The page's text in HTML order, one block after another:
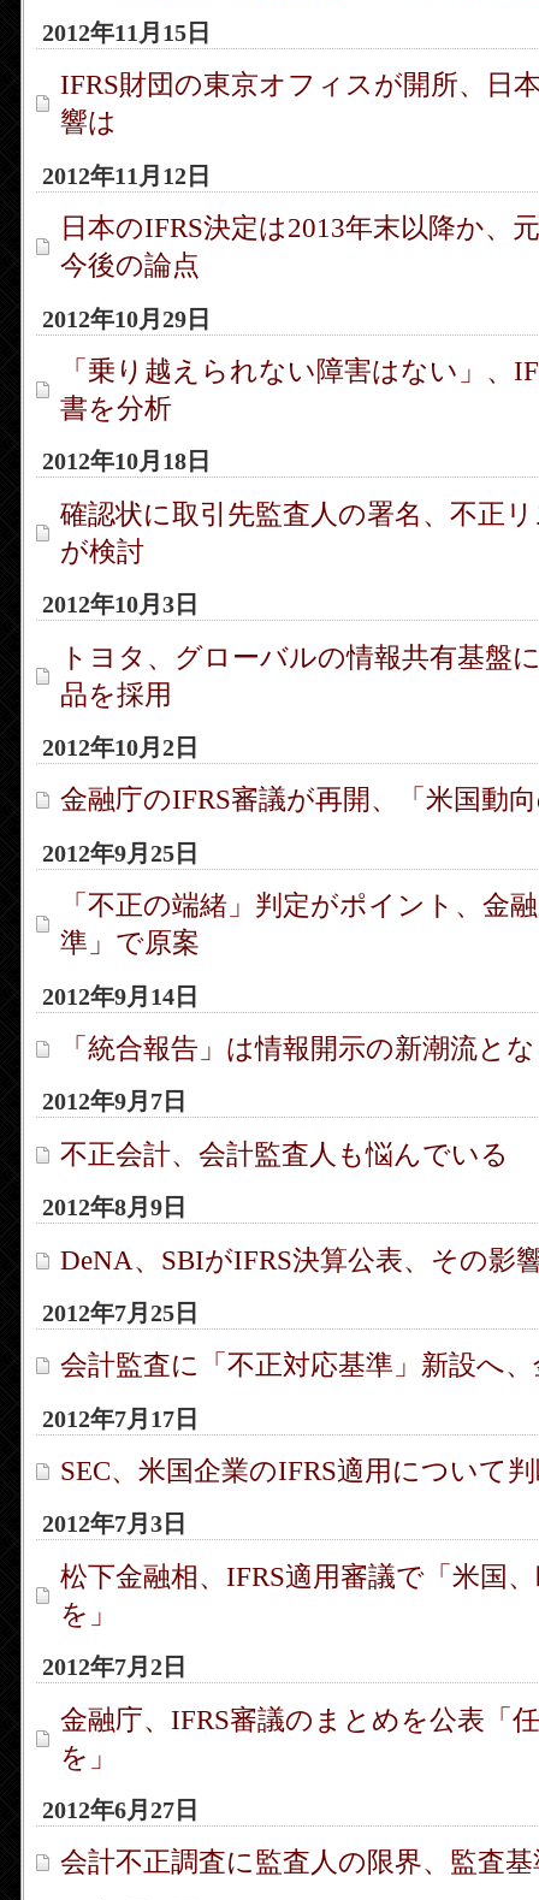
2012年11月15日
IFRS財団の東京オフィスが開所、日
響は
2012年11月12日
日本のIFRS決定は2013年末以降か、
今後の論点
2012年10月29日
「乗り越えられない障害はない」、
書を分析
2012年10月18日
確認状に取引先監査人の署名、不正
が検討
2012年10月3日
トヨタ、グローバルの情報共有基盤
品を採用
2012年10月2日
金融庁のIFRS審議が再開、「米国動
2012年9月25日
「不正の端緒」判定がポイント、金
準」で原案
2012年9月14日
「統合報告」は情報開示の新潮流と
2012年9月7日
不正会計、会計監査人も悩んでいる
2012年8月9日
DeNA、SBIがIFRS決算公表、その影
2012年7月25日
会計監査に「不正対応基準」新設へ
2012年7月17日
SEC、米国企業のIFRS適用について
2012年7月3日
松下金融相、IFRS適用審議で「米国
を」
2012年7月2日
金融庁、IFRS審議のまとめを公表「
を」
2012年6月27日
会計不正調査に監査人の限界、監査